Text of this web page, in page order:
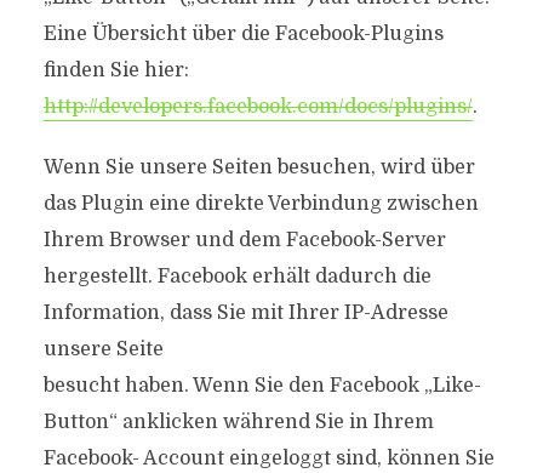
Eine Übersicht über die Facebook-Plugins
finden Sie hier:
http://developers.facebook.com/docs/plugins/.
Wenn Sie unsere Seiten besuchen, wird über
das Plugin eine direkte Verbindung zwischen
Ihrem Browser und dem Facebook-Server
hergestellt. Facebook erhält dadurch die
Information, dass Sie mit Ihrer IP-Adresse
unsere Seite
besucht haben. Wenn Sie den Facebook „Like-
Button“ anklicken während Sie in Ihrem
Facebook- Account eingeloggt sind, können Sie